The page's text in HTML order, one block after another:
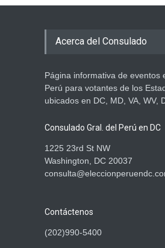
Atención
Informacion
Manual
Mesa en el
está
Informacion
May 28, 2026
Acerca del Consulado
Página informativa de eventos
Perú para votantes de los
ubicados en DC, MD, VA, WV,
Consulado Gral. del Perú en DC
1225 23rd St NW
Washington, DC 20037
Contáctenos
(202)990-5400